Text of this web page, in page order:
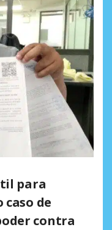
para
de
contra